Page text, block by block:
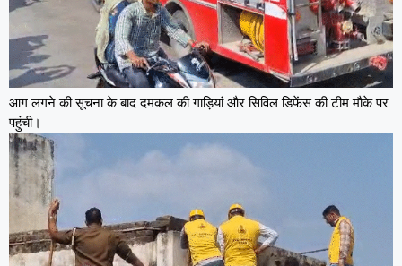
आग लगने की सूचना के बाद दमकल की गाड़ियां और सिविल डिफेंस की टीम मौके पर
पहुंची।